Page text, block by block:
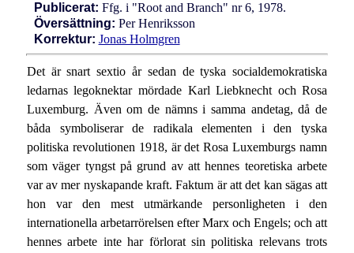
Publicerat: Ffg. i "Root and Branch" nr 6, 1978.
Översättning: Per Henriksson
Korrektur: Jonas Holmgren
Det är snart sextio år sedan de tyska socialdemokratiska
ledarnas legoknektar mördade Karl Liebknecht och Rosa
Luxemburg. Även om de nämns i samma andetag, då de
båda symboliserar de radikala elementen i den tyska
politiska revolutionen 1918, är det Rosa Luxemburgs namn
som väger tyngst på grund av att hennes teoretiska arbete
var av mer nyskapande kraft. Faktum är att det kan sägas att
hon var den mest utmärkande personligheten i den
internationella arbetarrörelsen efter Marx och Engels; och att
hennes arbete inte har förlorat sin politiska relevans trots